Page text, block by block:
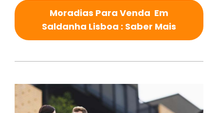
Moradias Para Venda Em
Saldanha Lisboa : Saber Mais